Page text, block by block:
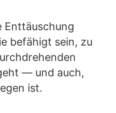
Enttäuschung
befähigt sein, zu
— und auch,
ist.